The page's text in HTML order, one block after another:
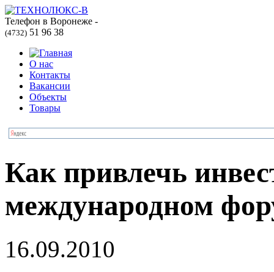
Телефон в Воронеже -
(4732) 51 96 38
О нас
Контакты
Вакансии
Объекты
Товары
Как привлечь
международном
16.09.2010